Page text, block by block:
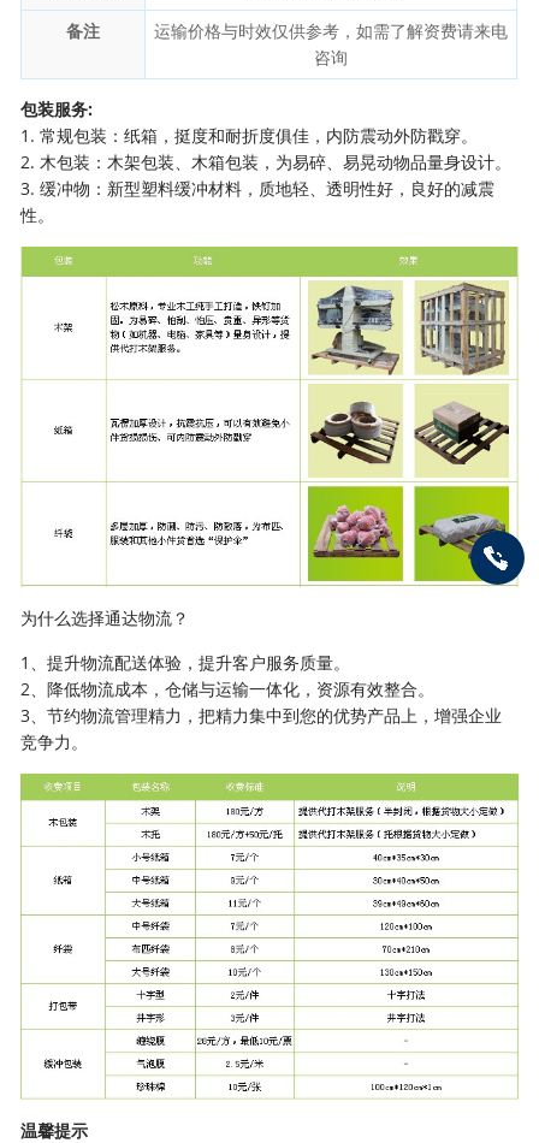
备注
运输价格与时效仅供参考，如需了解资费请来电
咨询
包装服务:
1. 常规包装：纸箱，挺度和耐折度俱佳，内防震动外防戳穿。
2. 木包装：木架包装、木箱包装，为易碎、易晃动物品量身设计。
3. 缓冲物：新型塑料缓冲材料，质地轻、透明性好，良好的减震
性。
为什么选择通达物流？
1、提升物流配送体验，提升客户服务质量。
2、降低物流成本，仓储与运输一体化，资源有效整合。
3、节约物流管理精力，把精力集中到您的优势产品上，增强企业
竞争力。
温馨提示